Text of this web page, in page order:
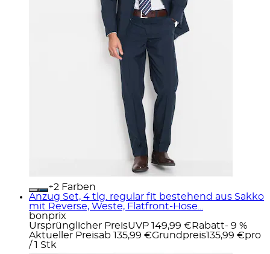
+
Farben
Anzug Set, 4 tlg. regular fit bestehend aus Sakko
mit Reverse, Weste, Flatfront-Hose...
bonprix
Ursprünglicher PreisUVP 149,99 € Rabatt- 9 %
Aktueller Preisab 135,99 €Grundpreis135,99 €pro
/ 1 Stk